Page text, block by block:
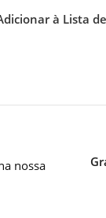
à Lista
nossa